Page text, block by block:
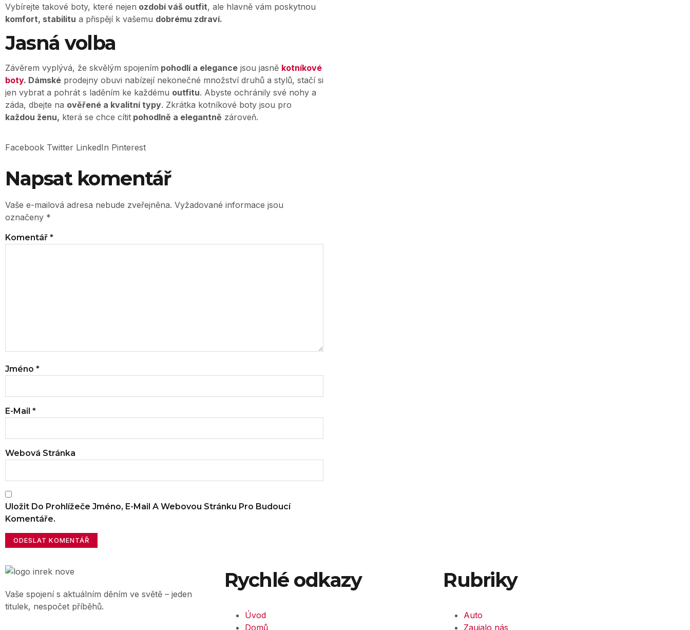
Vybírejte takové boty, které nejen ozdobí váš outfit, ale hlavně vám poskytnou
komfort, stabilitu a přispějí k vašemu dobrému zdraví.
Jasná volba
Závěrem vyplývá, že skvělým spojením pohodlí a elegance jsou jasně kotníkové
boty. Dámské prodejny obuvi nabízejí nekonečné množství druhů a stylů, stačí si
jen vybrat a pohrát s laděním ke každému outfitu. Abyste ochránily své nohy a
záda, dbejte na ověřené a kvalitní typy. Zkrátka kotníkové boty jsou pro
každou ženu, která se chce cítit pohodlně a elegantně zároveň.
Facebook Twitter LinkedIn Pinterest
Napsat komentář
Vaše e-mailová adresa nebude zveřejněna. Vyžadované informace jsou
označeny *
Komentář *
Jméno *
E-Mail *
Webová Stránka
Uložit Do Prohlížeče Jméno, E-Mail A Webovou Stránku Pro Budoucí
Komentáře.
Vaše spojení s aktuálním děním ve světě – jeden
titulek, nespočet příběhů.
Rychlé odkazy
Úvod
Domů
Rubriky
Auto
Zaujalo nás